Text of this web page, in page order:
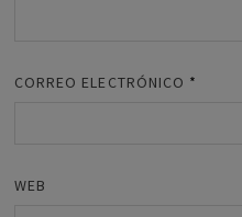
CORREO ELECTRÓNICO *
WEB